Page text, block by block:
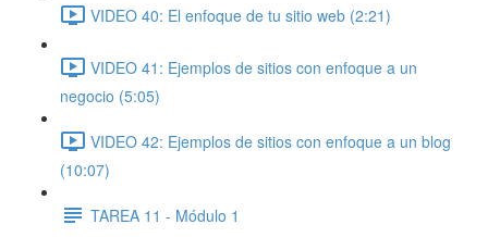
VIDEO 40: El enfoque de tu sitio web (2:21)
VIDEO 41: Ejemplos de sitios con enfoque a un
negocio (5:05)
VIDEO 42: Ejemplos de sitios con enfoque a un blog
(10:07)
TAREA 11 - Módulo 1